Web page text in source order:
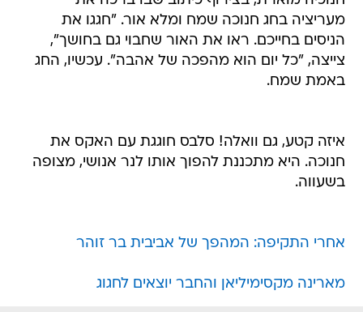
מעריציה בחג חנוכה שמח ומלא אור. "חגגו את
הניסים בחייכם. ראו את האור שחבוי גם בחושך",
צייצה, "כל יום הוא מהפכה של אהבה". עכשיו, החג
באמת שמח.
איזה קטע, גם וואלה! סלבס חוגגת עם האקס את
חנוכה. היא מתכננת להפוך אותו לנר אנושי, מצופה
בשעווה.
אחרי התקיפה: המהפך של אביבית בר זוהר
מארינה מקסימיליאן והחבר יוצאים לחגוג